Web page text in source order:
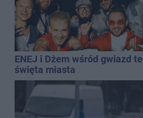
ENEJ i Dżem wśród gwiazd
święta miasta